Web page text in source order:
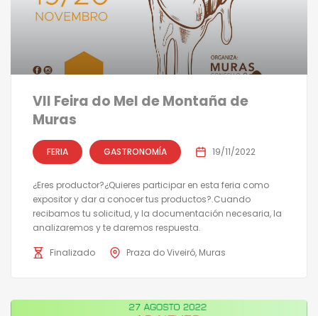
VII Feira do Mel de Montaña de
Muras
FERIA GASTRONOMÍA 19/11/2022
¿Eres productor?¿Quieres participar en esta feria como
expositor y dar a conocer tus productos?.Cuando
recibamos tu solicitud, y la documentación necesaria, la
analizaremos y te daremos respuesta.
Finalizado Praza do Viveiró, Muras